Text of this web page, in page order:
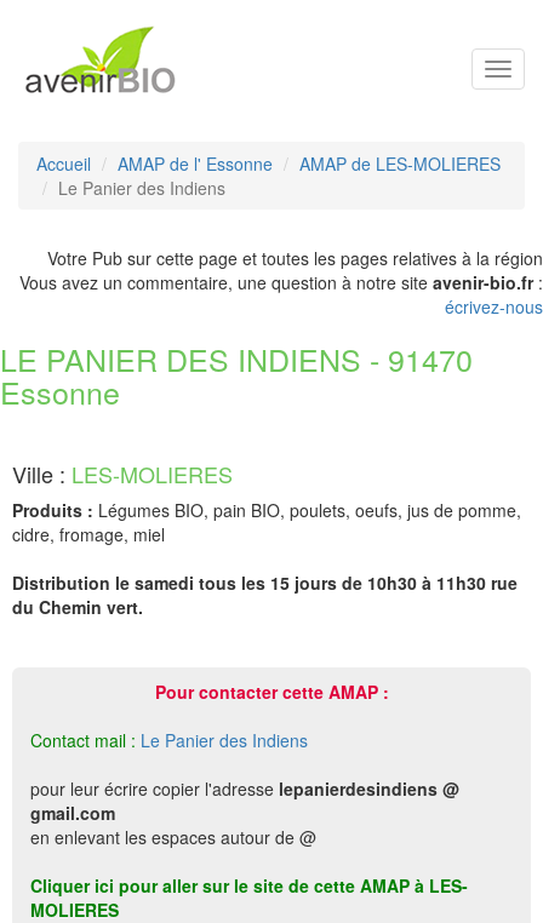
Accueil AMAP de l' Essonne
AMAP de LES-MOLIERES
Le Panier des Indiens
Votre Pub sur cette page et toutes les pages relatives à la région
Vous avez un commentaire, une question à notre site avenir-bio.fr:
écrivez-nous
LE PANIER DES INDIENS - 91470
Essonne
Ville : LES-MOLIERES
Produits : Légumes BIO, pain BIO, poulets, oeufs, jus de pomme,
cidre, fromage, miel
Distribution le samedi tous les 15 jours de 10h30 à 11h30 rue
du Chemin vert.
Pour contacter cette AMAP :
Contact mail : Le Panier des Indiens
pour leur écrire copier l'adresse lepanierdesindiens @
gmail.com
en enlevant les espaces autour de @
Cliquer ici pour aller sur le site de cette AMAP à LES-
MOLIERES